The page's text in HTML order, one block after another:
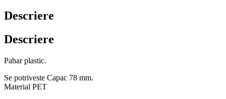
Descriere
Descriere
Pahar plastic.
Se potriveste Capac 78 mm.
Material PET